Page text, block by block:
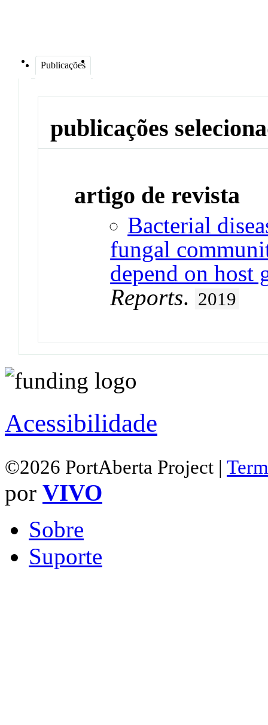
Publicações
publicações
artigo de revista
Bacterial
fungal
depend on host
Reports. 2019
Acessibilidade
©2026 PortAberta Project |
por VIVO
Sobre
Suporte